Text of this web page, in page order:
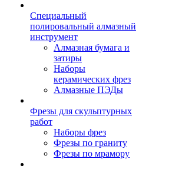
Специальный
полировальный алмазный
инструмент
Алмазная бумага и
затиры
Наборы
керамических фрез
Алмазные ПЭДы
Фрезы для скульптурных
работ
Наборы фрез
Фрезы по граниту
Фрезы по мрамору